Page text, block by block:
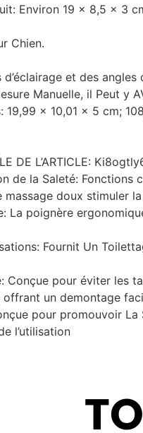
Environ 19 x 8,5 x 3
Chien.
d’éclairage et des
Manuelle, il Peut y
19,99 x 10,01 x 5 cm;
DE L’ARTICLE:
de la Saleté:
doux stimuler
La poignère
Fournit Un
Conçue pour éviter les
offrant un demontage
pour promouvoir
l’utilisation